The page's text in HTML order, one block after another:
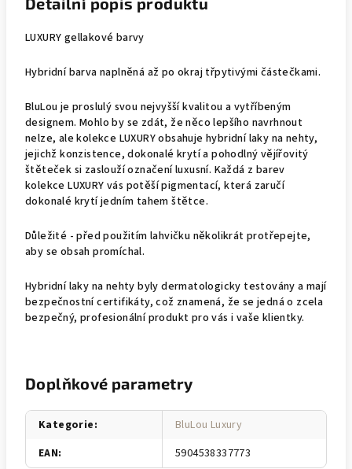
LUXURY gellakové barvy
Hybridní barva naplněná až po okraj třpytivými částečkami.
BluLou je proslulý svou nejvyšší kvalitou a vytříbeným
designem. Mohlo by se zdát, že něco lepšího navrhnout
nelze, ale kolekce LUXURY obsahuje hybridní laky na nehty,
jejichž konzistence, dokonalé krytí a pohodlný vějířovitý
štěteček si zaslouží označení luxusní. Každá z barev
kolekce LUXURY vás potěší pigmentací, která zaručí
dokonalé krytí jedním tahem štětce.
Důležité - před použitím lahvičku několikrát protřepejte,
aby se obsah promíchal.
Hybridní laky na nehty byly dermatologicky testovány a mají
bezpečnostní certifikáty, což znamená, že se jedná o zcela
bezpečný, profesionální produkt pro vás i vaše klientky.
Doplňkové parametry
Kategorie:
BluLou Luxury
EAN: 5904538337773